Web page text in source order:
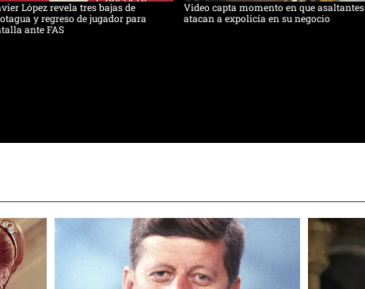
López revela tres bajas de
y regreso de jugador para
ante FAS
Video capta momento en que asaltantes
atacan a expolicía en su negocio